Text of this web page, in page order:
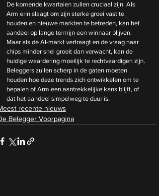
De komende kwartalen zullen cruciaal zijn. Als
Arm erin slaagt om zijn sterke groei vast te
houden en nieuwe markten te betreden, kan het
aandeel op lange termijn een winnaar blijven.
Maar als de AI-markt vertraagt en de vraag naar
chips minder snel groeit dan verwacht, kan de
huidige waardering moeilijk te rechtvaardigen zijn.
Beleggers zullen scherp in de gaten moeten
houden hoe deze trends zich ontwikkelen om te
bepalen of Arm een aantrekkelijke kans blijft, of
dat het aandeel simpelweg te duur is.
recente nieuws
Belegger Voorpagina